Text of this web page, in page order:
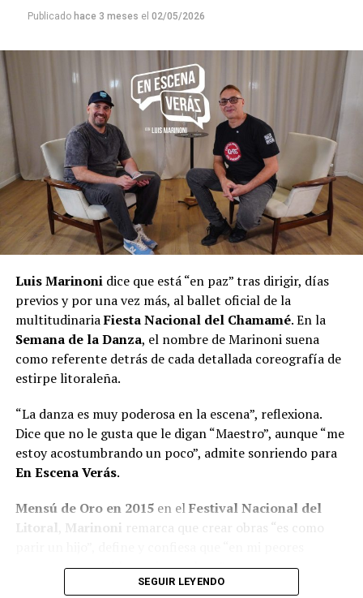
Publicado hace 3 meses el 02/05/2026
Luis Marinonidice que está “en paz” tras dirigir, días
previos y por una vez más, al ballet oficial de la
multitudinariaFiesta Nacional del Chamamé. En la
Semana de la Danza, el nombre de Marinoni suena
como referente detrás de cada detallada coreografía de
estirpe litoraleña.
“La danza es muy poderosa en la escena”, reflexiona.
Dice que no le gusta que le digan “Maestro”, aunque “me
estoy acostumbrando un poco”, admite sonriendo para
En Escena Verás.
Mensú de Oro en 2015en elFestival Nacional del
Litoral Marinoni remarca que crear obras “es como
momentos saqué las mejores obras”.
SEGUIR LEYENDO